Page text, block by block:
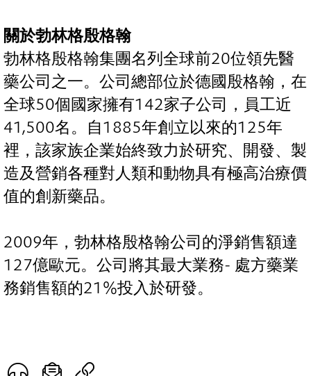
關於勃林格殷格翰
勃林格殷格翰集團名列全球前20位領先醫
藥公司之一。公司總部位於德國殷格翰，在
全球50個國家擁有142家子公司，員工近
41,500名。自1885年創立以來的125年
裡，該家族企業始終致力於研究、開發、製
造及營銷各種對人類和動物具有極高治療價
值的創新藥品。
2009年，勃林格殷格翰公司的淨銷售額達
127億歐元。公司將其最大業務- 處方藥業
務銷售額的21%投入於研發。